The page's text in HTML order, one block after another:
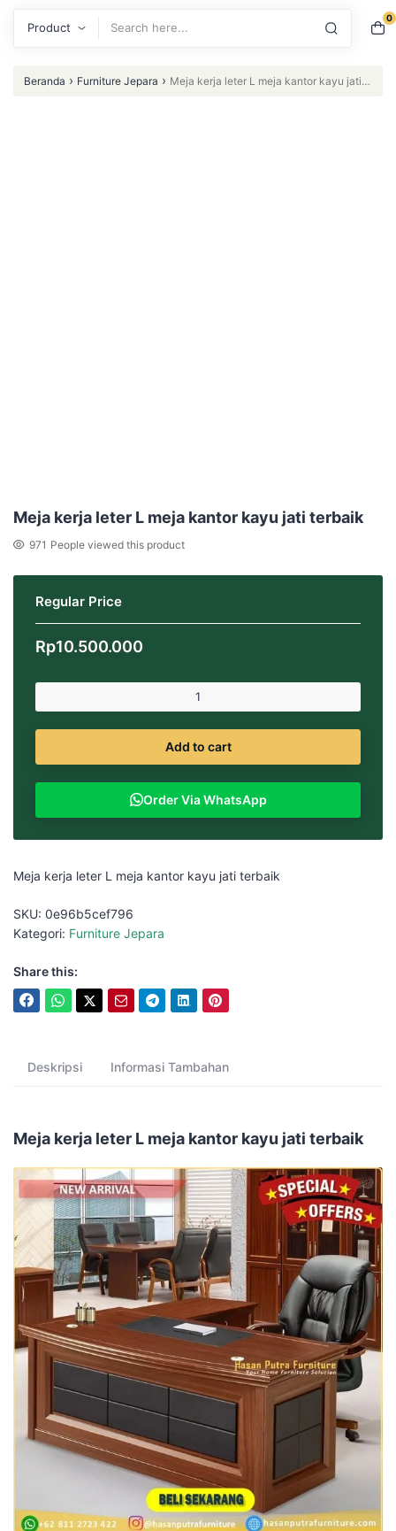
0
Beranda › Furniture Jepara › Meja kerja leter L meja kantor kayu jati
Meja kerja leter L meja kantor kayu jati terbaik
971 People viewed this product
Regular Price
Rp10.500.000
Add to cart
Order Via WhatsApp
Meja kerja leter L meja kantor kayu jati terbaik
SKU: 0e96b5cef796
Kategori: Furniture Jepara
Share this:
Deskripsi Informasi Tambahan
Meja kerja leter L meja kantor kayu jati terbaik